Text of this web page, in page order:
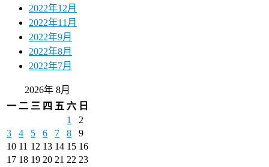
2022年12月
2022年11月
2022年9月
2022年8月
2022年7月
2026年 8月
一 二 三 四 五 六 日
1
2
3
4 5 6 7 8
9
10 11 12 13 14 15 16
17 18 19 20 21 22 23